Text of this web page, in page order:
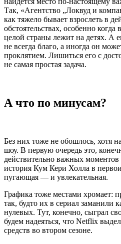
Так, «Агентство „Локвуд и
как тяжело бывает взрослеть в
обстоятельствах, особенно когда
целой страны лежит на детях. А
не всегда благо, а иногда он
проклятием. Лишиться его с
не самая простая задача.
А что по минусам?
Без них тоже не обошлось, хотя
шоу. В первую очередь это,
действительно важных
история Кум Кери Холла в
пугающая — и увлекательная.
Графика тоже местами хромает:
так, будто их в сериал заманили
нулевых. Тут, конечно, сыграл
будем надеяться, что Netflix
средств во втором сезоне.